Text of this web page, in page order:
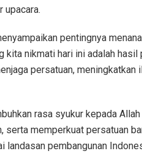
upacara.
pentingnya
kita nikmati hari ini adalah hasil
persatuan, meningkatkan
rasa syukur kepada
serta memperkuat persatuan
pembangunan